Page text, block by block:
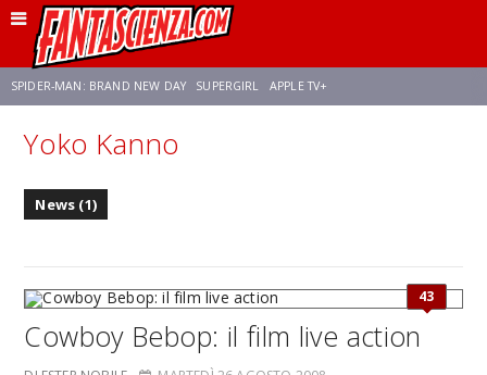
SPIDER-MAN: BRAND NEW DAY SUPERGIRL APPLE TV+
FRANCO RICCIARDIELLO ZENDAYA
Yoko Kanno
News (1)
43
Cowboy Bebop: il film live action